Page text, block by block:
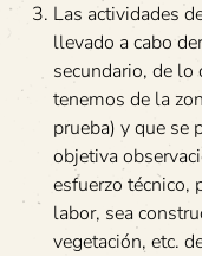
Las actividades
llevado a cabo
secundario, de
tenemos de la
prueba) y que se
objetiva
esfuerzo técnico,
labor, sea
vegetación, etc.